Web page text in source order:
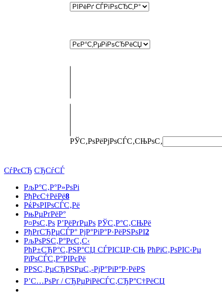
РЎС‚РѕРёРјРѕСЃС‚СЊРѕС‚
СѓРєСЂ СЂСѓСЃ
РљР°С‚Р°Р»РѕРі
РђРєС†РёРё8
РќРѕРІРѕСЃС‚Рё
РњРµРґРёР°
Р¤РѕС‚Рѕ Р’РёРґРµРѕ РЎС‚Р°С‚СЊРё
РђРґСЂРµСЃР° РјР°РіР°Р·РёРЅРѕРІ2
РљРѕРЅС‚Р°РєС‚С‹
РћР±СЂР°С‚РЅР°СЏ СЃРІСЏР·СЊ РћРїС‚РѕРІС‹Рµ
РїРѕСЃС‚Р°РІРєРё
РРЅС‚РµСЂРЅРµС‚-РјР°РіР°Р·РёРЅ
Р’С…РѕРґ / СЂРµРіРёСЃС‚СЂР°С†РёСЏ